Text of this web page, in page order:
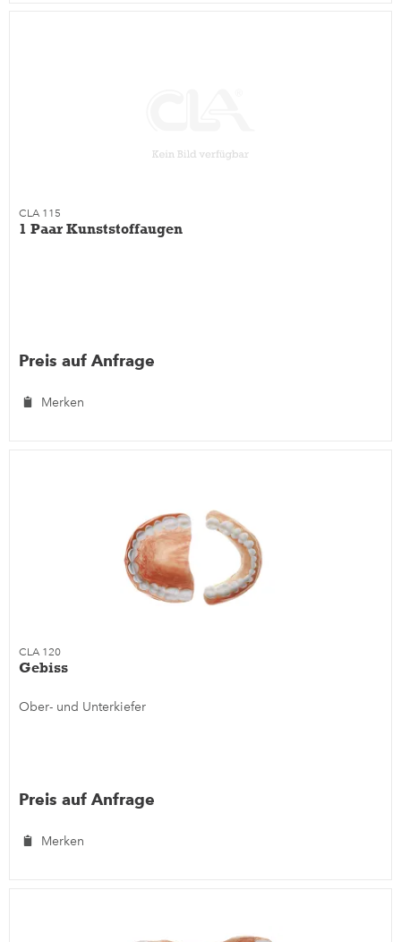
CLA 115
1 Paar Kunststoffaugen
Preis auf Anfrage
Merken
CLA 120
Gebiss
Ober- und Unterkiefer
Preis auf Anfrage
Merken